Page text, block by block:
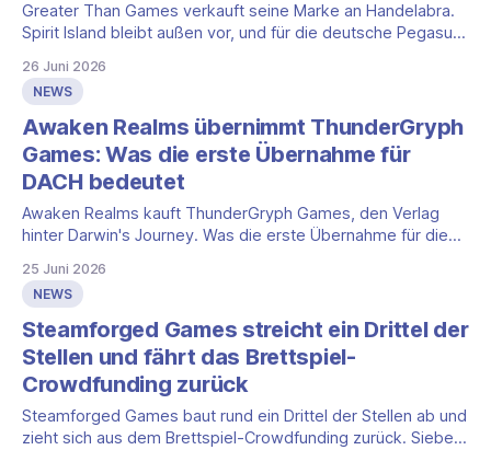
Greater Than Games verkauft seine Marke an Handelabra.
Spirit Island bleibt außen vor, und für die deutsche Pegasus-
26 Juni 2026
NEWS
Awaken Realms übernimmt ThunderGryph
Games: Was die erste Übernahme für
DACH bedeutet
Awaken Realms kauft ThunderGryph Games, den Verlag
hinter Darwin's Journey. Was die erste Übernahme für die
25 Juni 2026
NEWS
Steamforged Games streicht ein Drittel der
Stellen und fährt das Brettspiel-
Crowdfunding zurück
Steamforged Games baut rund ein Drittel der Stellen ab und
zieht sich aus dem Brettspiel-Crowdfunding zurück. Sieben